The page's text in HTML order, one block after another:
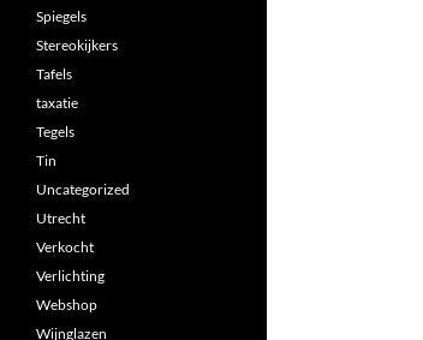
Spiegels
Stereokijkers
Tafels
taxatie
Tegels
Tin
Uncategorized
Utrecht
Verkocht
Verlichting
Webshop
Wijnglazen